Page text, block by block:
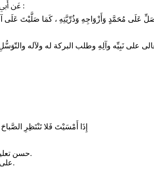
عَن أَبي حُمَيْدٍ السَّاعِدِيِّ رَضِيَ اللَّهُ عَنْهُ أَنَّهُمْ قَالُوا : يَا رَسُولَ اللَّهِ ، كَيْفَ نُصَلِّي عَلَيْكَ ؟ فَقَالَ رَسُولُ اللَّهِ ﷺ :
على نَبِيِّه وآلِهِ وطلب البركة له ولآله
إِذَا أَمْسَيْتَ فَلا تَنْتَظِرِ
– حسن تعليم الرسول عليه الصلاة والسلام ؛ فإنه كان إذا تكلم أخذ بالأسباب التي توجب انتباه المخاطب.
– ⁠على العبد أن يجعل الدنيا ممرّاً لا مقرّاً ، فالوطن الأصلي الذي يُحَنُّ إليه دوماً هو الجنة دار المتقين.